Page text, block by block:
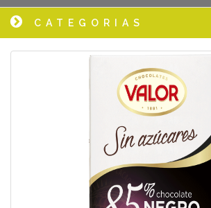
CATEGORIAS